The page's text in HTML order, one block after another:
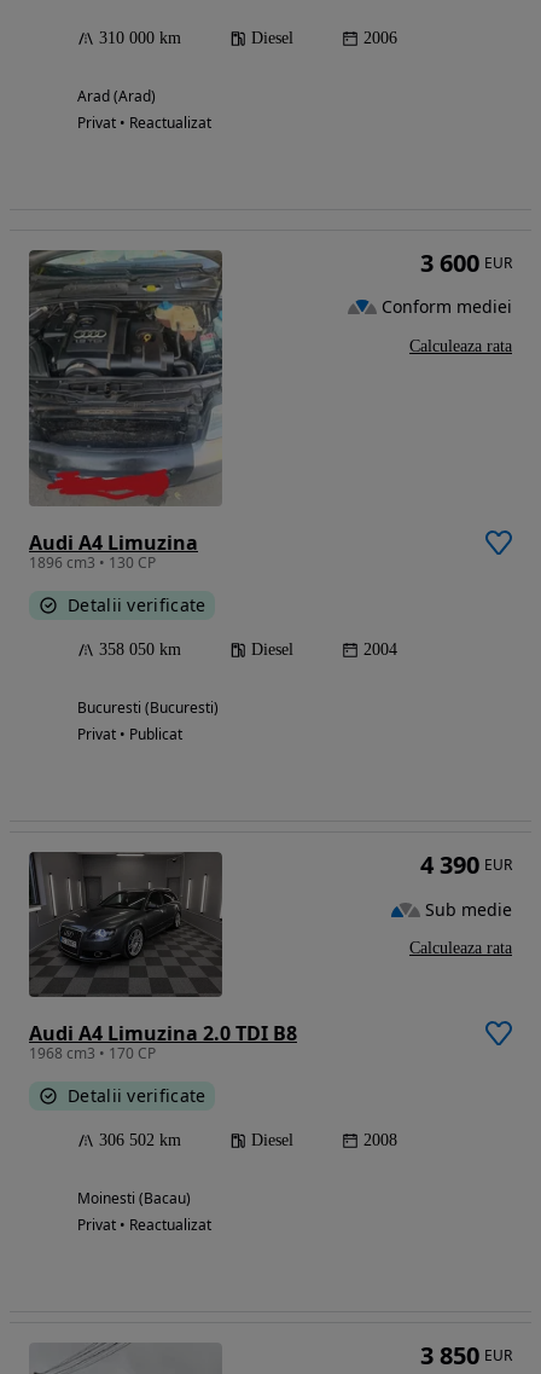
310 000 km Diesel 2006
Arad (Arad)
Privat • Reactualizat
Audi A4 Limuzina
1896 cm3 • 130 CP
Detalii verificate
358 050 km Diesel 2004
Bucuresti (Bucuresti)
Privat • Publicat
3 600 EUR
Conform mediei
Calculeaza rata
Audi A4 Limuzina 2.0 TDI B8
1968 cm3 • 170 CP
Detalii verificate
306 502 km Diesel 2008
Moinesti (Bacau)
Privat • Reactualizat
4 390 EUR
Sub medie
Calculeaza rata
3 850 EUR